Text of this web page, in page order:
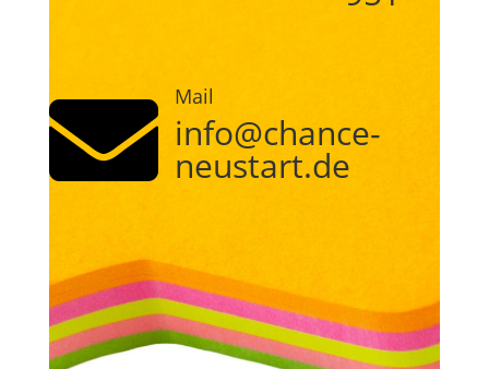
 Mail
info@chance-
neustart.de